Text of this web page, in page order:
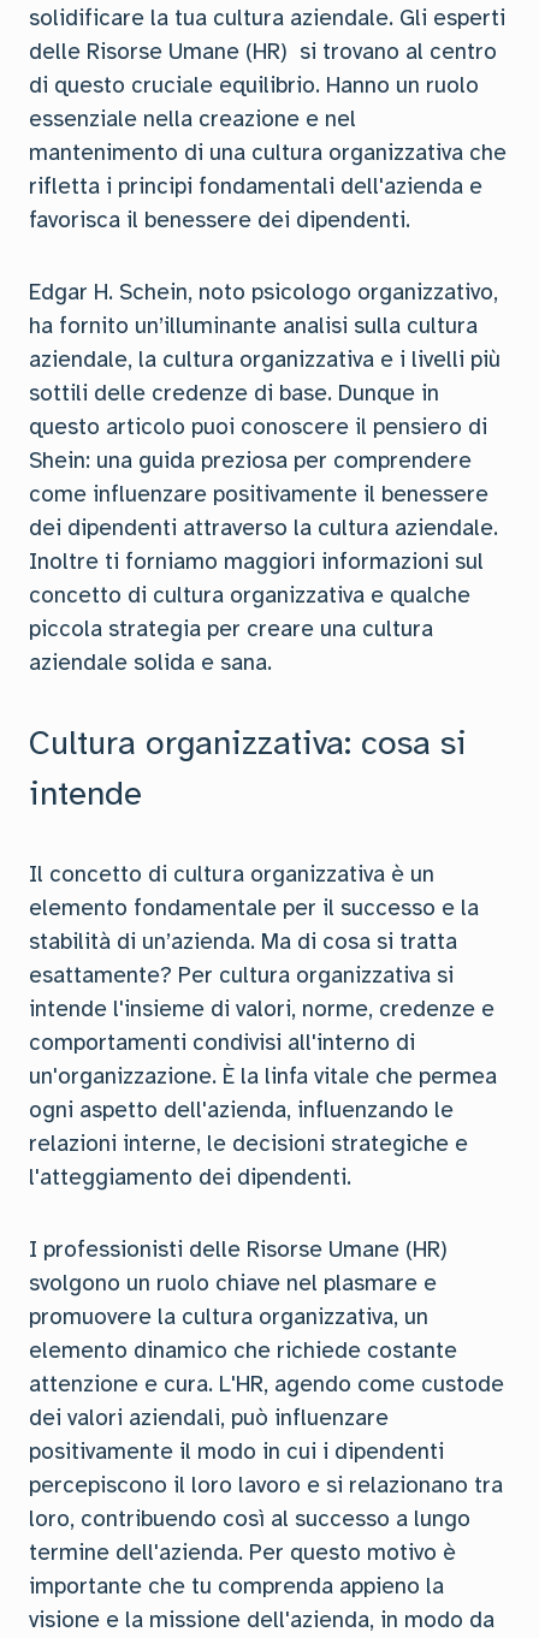
solidificare la tua cultura aziendale. Gli esperti
delle Risorse Umane (HR) si trovano al centro
di questo cruciale equilibrio. Hanno un ruolo
essenziale nella creazione e nel
mantenimento di una cultura organizzativa che
rifletta i principi fondamentali dell'azienda e
favorisca il benessere dei dipendenti.
Edgar H. Schein, noto psicologo organizzativo,
ha fornito un’illuminante analisi sulla cultura
aziendale, la cultura organizzativa e i livelli più
sottili delle credenze di base. Dunque in
questo articolo puoi conoscere il pensiero di
Shein: una guida preziosa per comprendere
come influenzare positivamente il benessere
dei dipendenti attraverso la cultura aziendale.
Inoltre ti forniamo maggiori informazioni sul
concetto di cultura organizzativa e qualche
piccola strategia per creare una cultura
aziendale solida e sana.
Cultura organizzativa: cosa si
intende
Il concetto di cultura organizzativa è un
elemento fondamentale per il successo e la
stabilità di un’azienda. Ma di cosa si tratta
esattamente? Per cultura organizzativa si
intende l'insieme di valori, norme, credenze e
comportamenti condivisi all'interno di
un'organizzazione. È la linfa vitale che permea
ogni aspetto dell'azienda, influenzando le
relazioni interne, le decisioni strategiche e
l'atteggiamento dei dipendenti.
I professionisti delle Risorse Umane (HR)
svolgono un ruolo chiave nel plasmare e
promuovere la cultura organizzativa, un
elemento dinamico che richiede costante
attenzione e cura. L'HR, agendo come custode
dei valori aziendali, può influenzare
positivamente il modo in cui i dipendenti
percepiscono il loro lavoro e si relazionano tra
loro, contribuendo così al successo a lungo
termine dell'azienda. Per questo motivo è
importante che tu comprenda appieno la
visione e la missione dell'azienda, in modo da